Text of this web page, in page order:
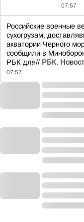
07:57
Российские военные
сухогрузам,
акватории Черного
сообщили в
РБК для// РБК.
07:57